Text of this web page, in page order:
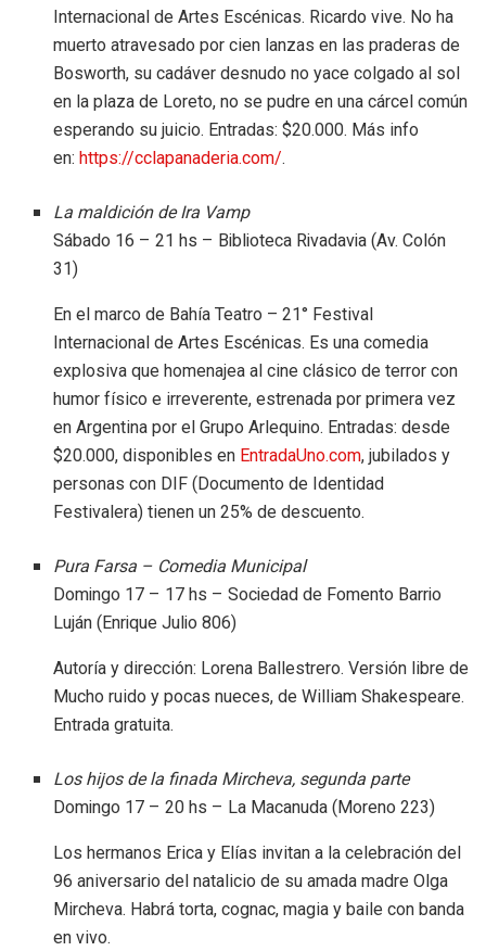
Internacional de Artes Escénicas. Ricardo vive. No ha
muerto atravesado por cien lanzas en las praderas de
Bosworth, su cadáver desnudo no yace colgado al sol
en la plaza de Loreto, no se pudre en una cárcel común
esperando su juicio. Entradas: $20.000. Más info
en:https://cclapanaderia.com/.
La maldición de Ira Vamp
Sábado 16 – 21 hs – Biblioteca Rivadavia (Av. Colón
31)
En el marco de Bahía Teatro – 21° Festival
Internacional de Artes Escénicas. Es una comedia
explosiva que homenajea al cine clásico de terror con
humor físico e irreverente, estrenada por primera vez
en Argentina por el Grupo Arlequino. Entradas: desde
$20.000, disponibles en EntradaUno.com, jubilados y
personas con DIF (Documento de Identidad
Festivalera) tienen un 25% de descuento.
Pura Farsa – Comedia Municipal
Domingo 17 – 17 hs – Sociedad de Fomento Barrio
Luján (Enrique Julio 806)
Autoría y dirección: Lorena Ballestrero. Versión libre de
Mucho ruido y pocas nueces, de William Shakespeare.
Entrada gratuita.
Los hijos de la finada Mircheva, segunda parte
Domingo 17 – 20 hs – La Macanuda (Moreno 223)
Los hermanos Erica y Elías invitan a la celebración del
96 aniversario del natalicio de su amada madre Olga
Mircheva. Habrá torta, cognac, magia y baile con banda
en vivo.